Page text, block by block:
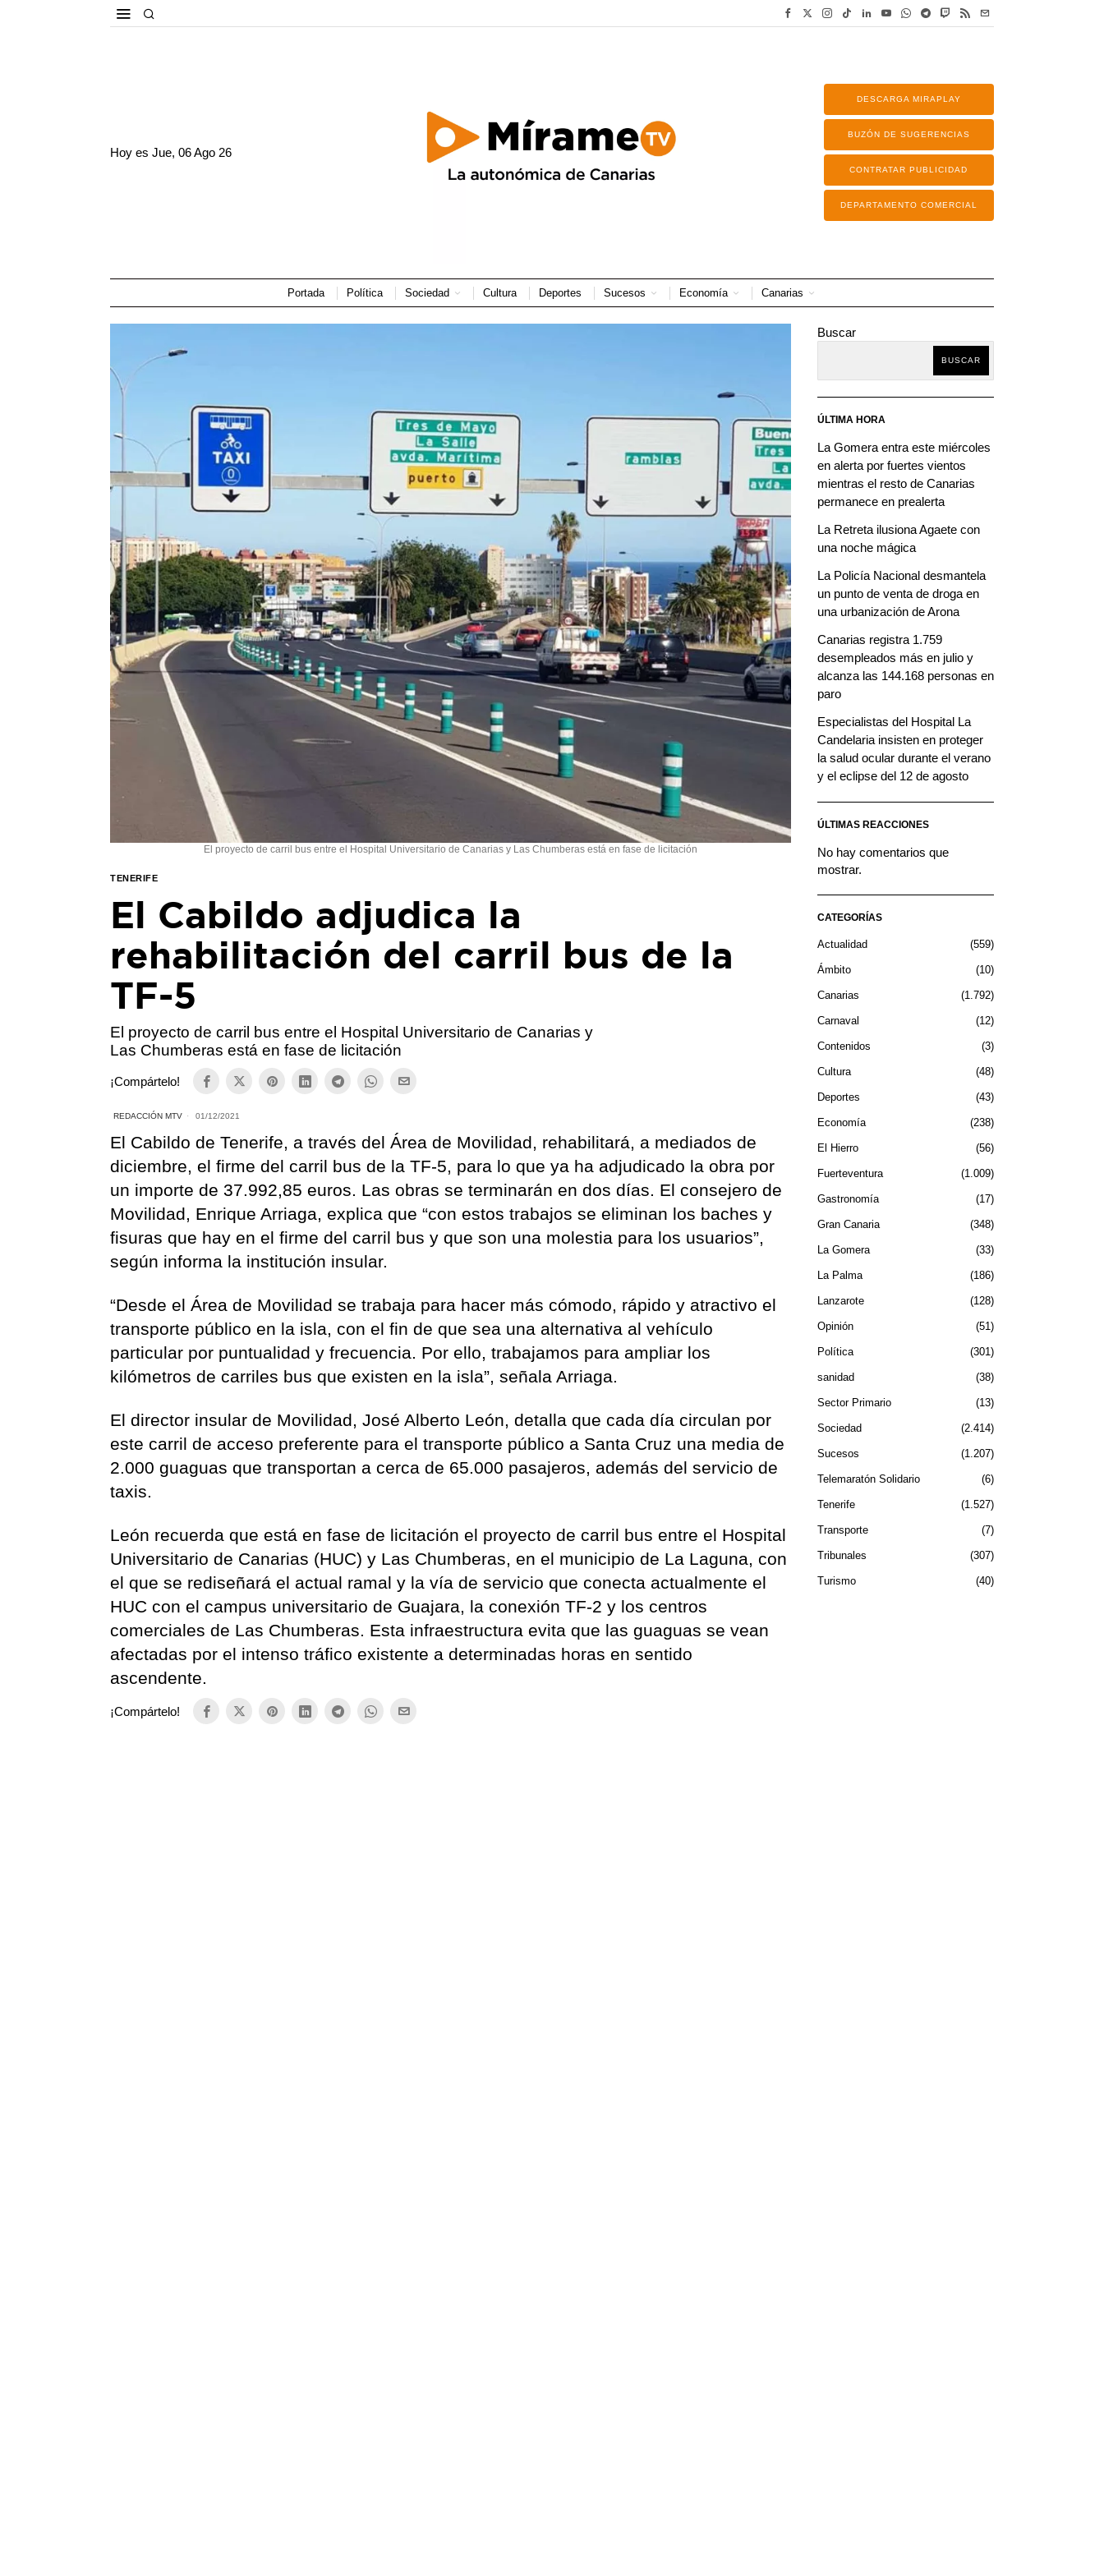
Hoy esJue, 06 Ago 26
DESCARGA MIRAPLAY
BUZÓN DE SUGERENCIAS
CONTRATAR PUBLICIDAD
DEPARTAMENTO COMERCIAL
Portada Política Sociedad Cultura Deportes Sucesos Economía Canarias
El proyecto de carril bus entre el Hospital Universitario de Canarias y Las Chumberas está en fase de licitación
TENERIFE
El Cabildo adjudica la
rehabilitación del carril bus de la
TF-5
El proyecto de carril bus entre el Hospital Universitario de Canarias y
Las Chumberas está en fase de licitación
¡Compártelo!
REDACCIÓN MTV 01/12/2021
El Cabildo de Tenerife, a través del Área de Movilidad, rehabilitará, a mediados de
diciembre, el firme del carril bus de la TF-5, para lo que ya ha adjudicado la obra por
un importe de 37.992,85 euros. Las obras se terminarán en dos días. El consejero de
Movilidad, Enrique Arriaga, explica que “con estos trabajos se eliminan los baches y
fisuras que hay en el firme del carril bus y que son una molestia para los usuarios”,
según informa la institución insular.
“Desde el Área de Movilidad se trabaja para hacer más cómodo, rápido y atractivo el
transporte público en la isla, con el fin de que sea una alternativa al vehículo
particular por puntualidad y frecuencia. Por ello, trabajamos para ampliar los
kilómetros de carriles bus que existen en la isla”, señala Arriaga.
El director insular de Movilidad, José Alberto León, detalla que cada día circulan por
este carril de acceso preferente para el transporte público a Santa Cruz una media de
2.000 guaguas que transportan a cerca de 65.000 pasajeros, además del servicio de
taxis.
León recuerda que está en fase de licitación el proyecto de carril bus entre el Hospital
Universitario de Canarias (HUC) y Las Chumberas, en el municipio de La Laguna, con
el que se rediseñará el actual ramal y la vía de servicio que conecta actualmente el
HUC con el campus universitario de Guajara, la conexión TF-2 y los centros
comerciales de Las Chumberas. Esta infraestructura evita que las guaguas se vean
afectadas por el intenso tráfico existente a determinadas horas en sentido
ascendente.
¡Compártelo!
Buscar
BUSCAR
ÚLTIMA HORA
La Gomera entra este miércoles
en alerta por fuertes vientos
mientras el resto de Canarias
permanece en prealerta
La Retreta ilusiona Agaete con
una noche mágica
La Policía Nacional desmantela
un punto de venta de droga en
una urbanización de Arona
Canarias registra 1.759
desempleados más en julio y
alcanza las 144.168 personas en
paro
Especialistas del Hospital La
Candelaria insisten en proteger
la salud ocular durante el verano
y el eclipse del 12 de agosto
ÚLTIMAS REACCIONES
No hay comentarios que
mostrar.
CATEGORÍAS
Actualidad 559
Ámbito 10
Canarias 1.792
Carnaval 12
Contenidos 3
Cultura 48
Deportes 43
Economía 238
El Hierro 56
Fuerteventura 1.009
Gastronomía 17
Gran Canaria 348
La Gomera 33
La Palma 186
Lanzarote 128
Opinión 51
Política 301
sanidad 38
Sector Primario 13
Sociedad 2.414
Sucesos 1.207
Telemaratón Solidario 6
Tenerife 1.527
Transporte 7
Tribunales 307
Turismo 40